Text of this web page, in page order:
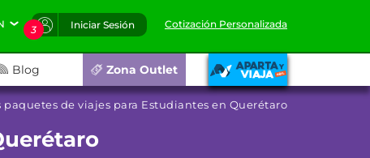
3 Iniciar Sesión Cotización Personalizada
Blog Zona Outlet
paquetes de viajes para Estudiantes en Querétaro